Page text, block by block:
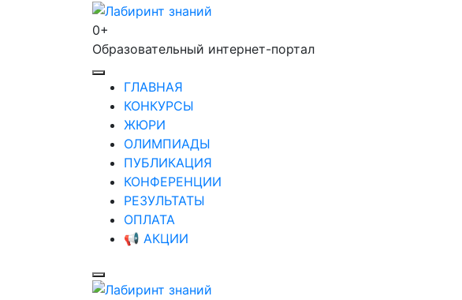
Лабиринт знаний
0+
Образовательный интернет-портал
ГЛАВНАЯ
КОНКУРСЫ
ЖЮРИ
ОЛИМПИАДЫ
ПУБЛИКАЦИЯ
КОНФЕРЕНЦИИ
РЕЗУЛЬТАТЫ
ОПЛАТА
📢 АКЦИИ